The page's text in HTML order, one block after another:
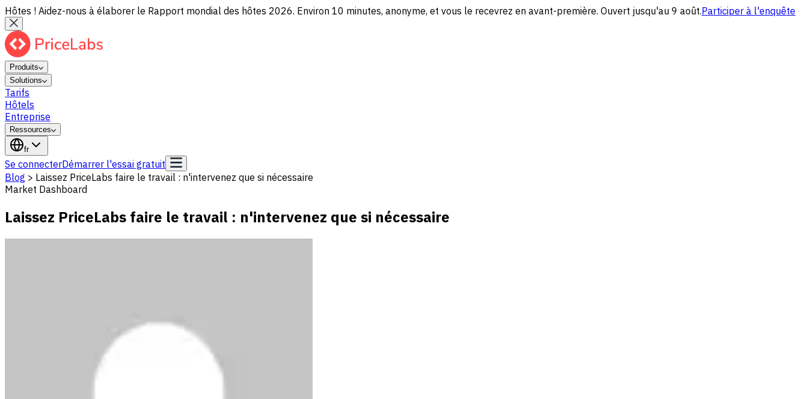
Hôtes ! Aidez-nous à élaborer le Rapport mondial des hôtes 2026. Environ 10 minutes, anonyme, et vous le recevrez en avant-première. Ouvert jusqu'au 9 août.Participer à l'enquête
Produits
Solutions
Tarifs
Hôtels
Entreprise
Ressources
fr
Se connecterDémarrer l'essai gratuit
Blog > Laissez PriceLabs faire le travail : n'intervenez que si nécessaire
Market Dashboard
Laissez PriceLabs faire le travail : n'intervenez que si nécessaire